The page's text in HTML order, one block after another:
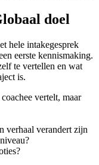
doel
hele intakegesprek
eerste kennismaking.
te vertellen en wat
is.
vertelt, maar
verhaal verandert zijn